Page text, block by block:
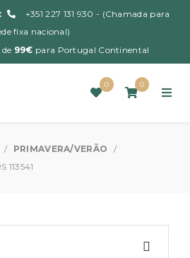
+351 227 131 930 - (Chamada para
fixa nacional)
99€ para Portugal Continental
0 0
/ PRIMAVERA/VERÃO
/
113541